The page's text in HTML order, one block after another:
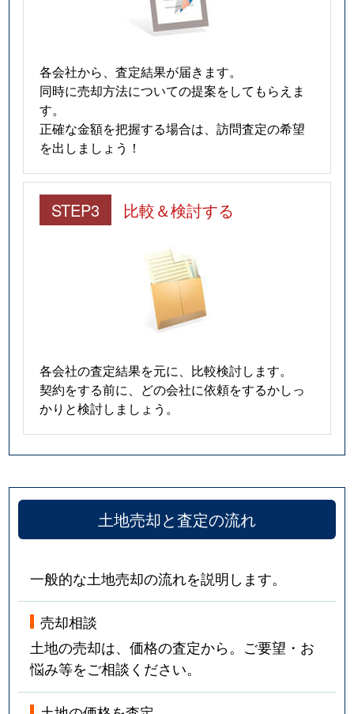
各会社から、査定結果が届きます。
同時に売却方法についての提案をしてもらえま
す。
正確な金額を把握する場合は、訪問査定の希望
を出しましょう！
STEP3 比較＆検討する
各会社の査定結果を元に、比較検討します。
契約をする前に、どの会社に依頼をするかしっ
かりと検討しましょう。
土地売却と査定の流れ
一般的な土地売却の流れを説明します。
売却相談
土地の売却は、価格の査定から。ご要望・お
悩み等をご相談ください。